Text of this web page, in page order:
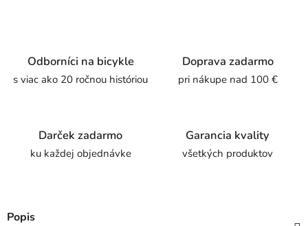
Odborníci na bicykle
s viac ako 20 ročnou históriou
Doprava zadarmo
pri nákupe nad 100 €
Darček zadarmo
ku každej objednávke
Garancia kvality
všetkých produktov
Popis